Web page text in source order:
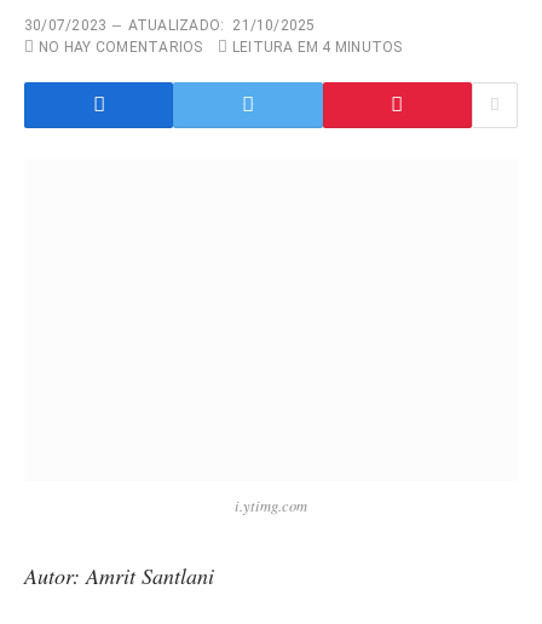
30/07/2023 ATUALIZADO:
21/10/2025
NO HAY COMENTARIOS
LEITURA EM 4 MINUTOS
i.ytimg.com
Autor: Amrit Santlani